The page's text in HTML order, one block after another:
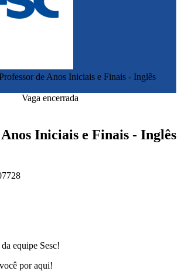
de Anos Iniciais e Finais - Inglês
Vaga encerrada
Iniciais e Finais - Inglês
equipe Sesc!
por aqui!